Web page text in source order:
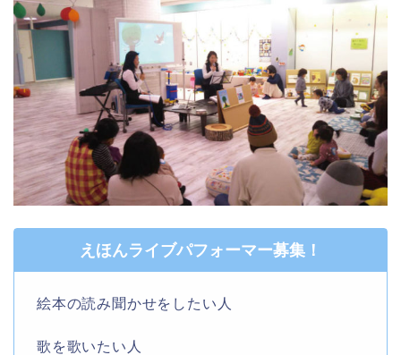
えほんライブパフォーマー募集！
絵本の読み聞かせをしたい人
歌を歌いたい人